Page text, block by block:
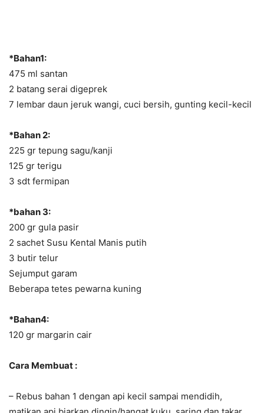
*Bahan1:
475 ml santan
2 batang serai digeprek
7 lembar daun jeruk wangi, cuci bersih, gunting kecil-kecil
*Bahan 2:
225 gr tepung sagu/kanji
125 gr terigu
3 sdt fermipan
*bahan 3:
200 gr gula pasir
2 sachet Susu Kental Manis putih
3 butir telur
Sejumput garam
Beberapa tetes pewarna kuning
*Bahan4:
120 gr margarin cair
Cara Membuat :
– Rebus bahan 1 dengan api kecil sampai mendidih,